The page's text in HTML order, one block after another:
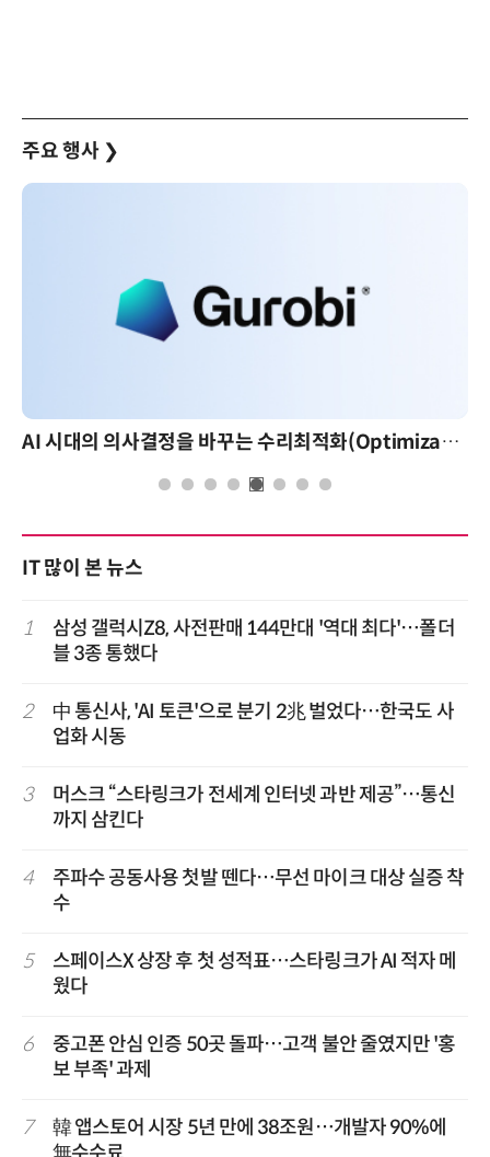
주요 행사 ❯
AI 시대의 의사결정을 바꾸는 수리최적화(Optimization): 실제 산업 적용 사례와 활용 전략
IT 많이 본 뉴스
1
삼성 갤럭시Z8, 사전판매 144만대 '역대 최다'…폴더
블 3종 통했다
2
中 통신사, 'AI 토큰'으로 분기 2兆 벌었다…한국도 사
업화 시동
3
머스크 “스타링크가 전세계 인터넷 과반 제공”…통신
까지 삼킨다
4
주파수 공동사용 첫발 뗀다…무선 마이크 대상 실증 착
수
5
스페이스X 상장 후 첫 성적표…스타링크가 AI 적자 메
웠다
6
중고폰 안심 인증 50곳 돌파…고객 불안 줄였지만 '홍
보 부족' 과제
7
韓 앱스토어 시장 5년 만에 38조원…개발자 90%에
無수수료